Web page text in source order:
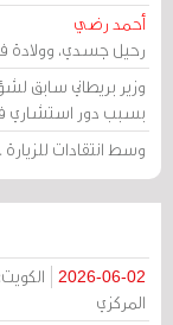
أحمد رضي
رحيل جسدي، وولادة
وزير بريطاني سابق
بسبب دور استشاري
وسط انتقادات
2026-06-02
المركزي